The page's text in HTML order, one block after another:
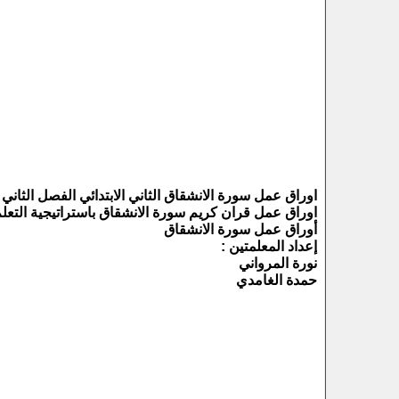
اوراق عمل سورة الانشقاق الثاني الابتدائي الفصل الثاني 1441 هـ
اوراق عمل قران كريم سورة الانشقاق باستراتيجية
أوراق عمل سورة الانشقاق
إعداد المعلمتين :
نورة المرواني
حمدة الغامدي